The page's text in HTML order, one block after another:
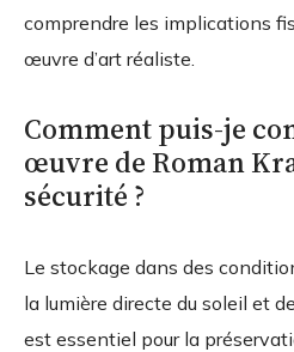
comprendre les implications
œuvre d’art réaliste.
Comment puis-je
œuvre de Roman
sécurité ?
Le stockage dans des
la lumière directe du soleil et
est essentiel pour la